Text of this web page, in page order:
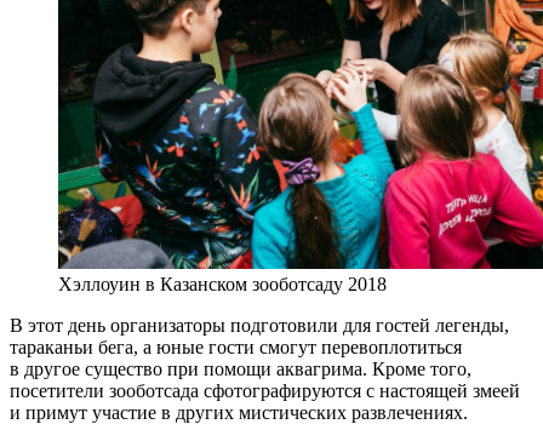
Хэллоуин в Казанском зооботсаду 2018
В этот день организаторы подготовили для гостей легенды,
тараканьи бега, а юные гости смогут перевоплотиться
в другое существо при помощи аквагрима. Кроме того,
посетители зооботсада сфотографируются с настоящей змеей
и примут участие в других мистических развлечениях.